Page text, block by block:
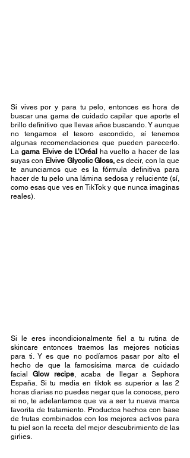
Si vives por y para tu pelo, entonces es hora de
buscar una gama de cuidado capilar que aporte el
brillo definitivo que llevas años buscando. Y aunque
no tengamos el tesoro escondido, sí tenemos
algunas recomendaciones que pueden parecerlo.
La gama Elvive de L’Oréal ha vuelto a hacer de las
suyas con Elvive Glycolic Gloss, es decir, con la que
te anunciamos que es la fórmula definitiva para
hacer de tu pelo una lámina sedosa y reluciente (sí,
como esas que ves en TikTok y que nunca imaginas
reales).
Si le eres incondicionalmente fiel a tu rutina de
skincare entonces traemos las mejores noticias
para ti. Y es que no podíamos pasar por alto el
hecho de que la famosísima marca de cuidado
facial Glow recipe , acaba de llegar a Sephora
España. Si tu media en tiktok es superior a las 2
horas diarias no puedes negar que la conoces, pero
si no, te adelantamos que va a ser tu nueva marca
favorita de tratamiento. Productos hechos con base
de frutas combinados con los mejores activos para
tu piel son la receta del mejor descubrimiento de las
girlies.